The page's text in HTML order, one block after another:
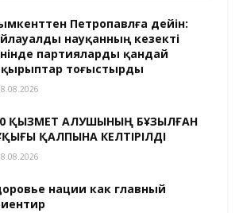
Петропавлға дейін:
науқанның кезекті
партияларды қандай
тоғыстырды
ҚЫЗМЕТ АЛУШЫНЫҢ БҰЗЫЛҒАН
ҚАЛПЫНА КЕЛТІРІЛДІ
нации как главный